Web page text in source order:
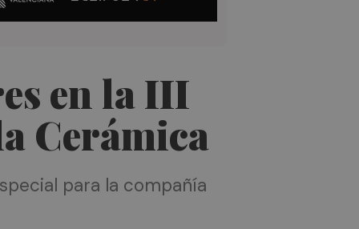
en la III
Cerámica
para la compañía